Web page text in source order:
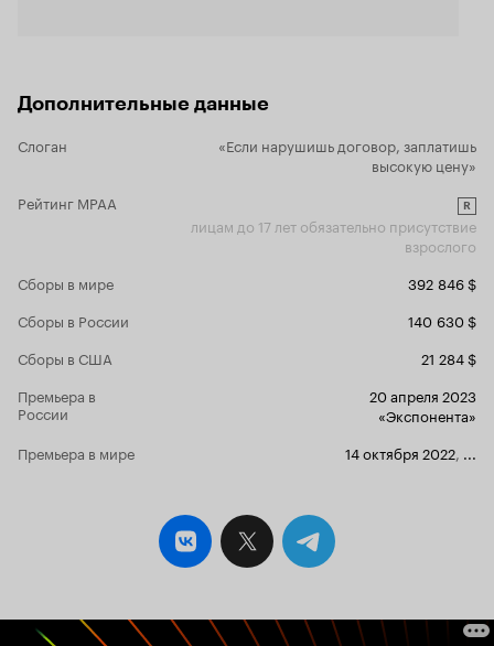
Дополнительные данные
Слоган
«Если нарушишь договор, заплатишь
высокую цену»
Рейтинг MPAA
R
лицам до 17 лет обязательно присутствие
взрослого
Сборы в мире
392 846 $
Сборы в России
140 630 $
Сборы в США
21 284 $
Премьера в
России
20 апреля 2023
«Экспонента»
Премьера в мире
14 октября 2022